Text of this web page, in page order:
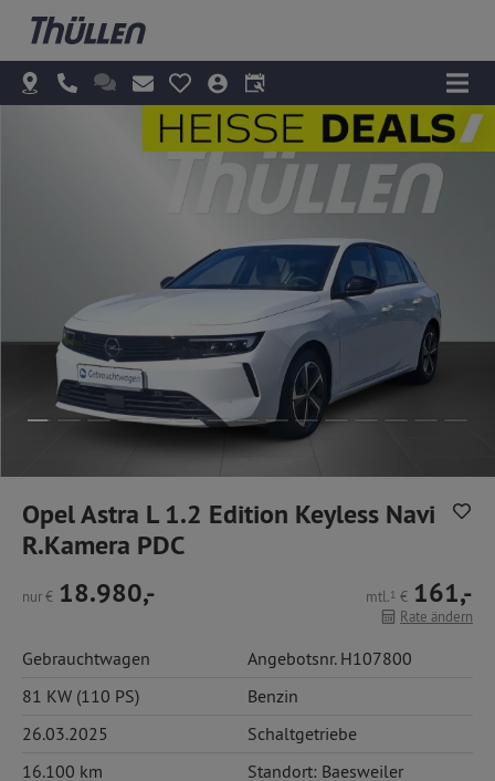
Opel Astra L 1.2 Edition Keyless Navi
R.Kamera PDC
nur€ 18.980,- mtl.1 € 161,-
Rate ändern
Gebrauchtwagen
Angebotsnr. H107800
81 KW (110 PS)
Benzin
26.03.2025
Schaltgetriebe
16.100 km
Standort: Baesweiler